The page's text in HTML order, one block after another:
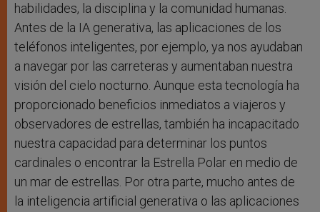
habilidades, la disciplina y la comunidad humanas.
Antes de la IA generativa, las aplicaciones de los
teléfonos inteligentes, por ejemplo, ya nos ayudaban
a navegar por las carreteras y aumentaban nuestra
visión del cielo nocturno. Aunque esta tecnología ha
proporcionado beneficios inmediatos a viajeros y
observadores de estrellas, también ha incapacitado
nuestra capacidad para determinar los puntos
cardinales o encontrar la Estrella Polar en medio de
un mar de estrellas. Por otra parte, mucho antes de
la inteligencia artificial generativa o las aplicaciones